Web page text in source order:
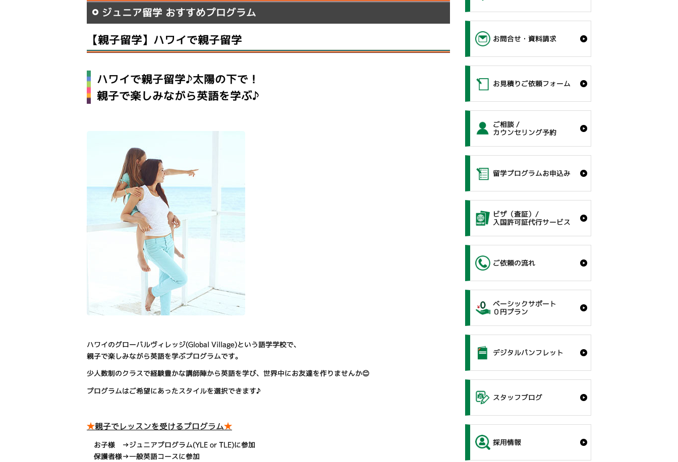
ジュニア留学 おすすめプログラム
【親子留学】ハワイで親子留学
ハワイで親子留学♪太陽の下で！
親子で楽しみながら英語を学ぶ♪
ハワイのグローバルヴィレッジ(Global Village)という語学学校で、
親子で楽しみながら英語を学ぶプログラムです。
少人数制のクラスで経験豊かな講師陣から英語を学び、世界中にお友達を作りませんか😊
プログラムはご希望にあったスタイルを選択できます♪
★親子でレッスンを受けるプログラム★
お子様 →ジュニアプログラム(YLE or TLE)に参加
保護者様→一般英語コースに参加
お問合せ・資料請求
お見積りご依頼フォーム
ご相談 /
カウンセリング予約
留学プログラムお申込み
ビザ（査証）/
入国許可証代行サービス
ご依頼の流れ
ベーシックサポート
０円プラン
デジタルパンフレット
スタッフブログ
採用情報